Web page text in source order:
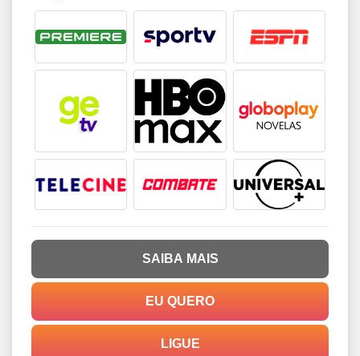
SAIBA MAIS
EU QUERO
LIGUE